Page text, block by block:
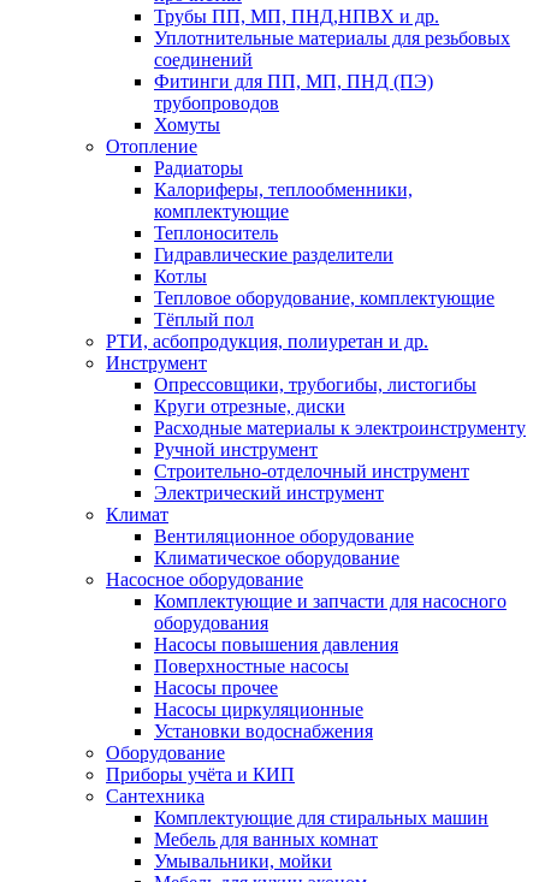
Трубы ПП, МП, ПНД,НПВХ и др.
Уплотнительные материалы для резьбовых
соединений
Фитинги для ПП, МП, ПНД (ПЭ)
трубопроводов
Хомуты
Отопление
Радиаторы
Калориферы, теплообменники,
комплектующие
Теплоноситель
Гидравлические разделители
Котлы
Тепловое оборудование, комплектующие
Тёплый пол
РТИ, асбопродукция, полиуретан и др.
Инструмент
Опрессовщики, трубогибы, листогибы
Круги отрезные, диски
Расходные материалы к электроинструменту
Ручной инструмент
Строительно-отделочный инструмент
Электрический инструмент
Климат
Вентиляционное оборудование
Климатическое оборудование
Насосное оборудование
Комплектующие и запчасти для насосного
оборудования
Насосы повышения давления
Поверхностные насосы
Насосы прочее
Насосы циркуляционные
Установки водоснабжения
Оборудование
Приборы учёта и КИП
Сантехника
Комплектующие для стиральных машин
Мебель для ванных комнат
Умывальники, мойки